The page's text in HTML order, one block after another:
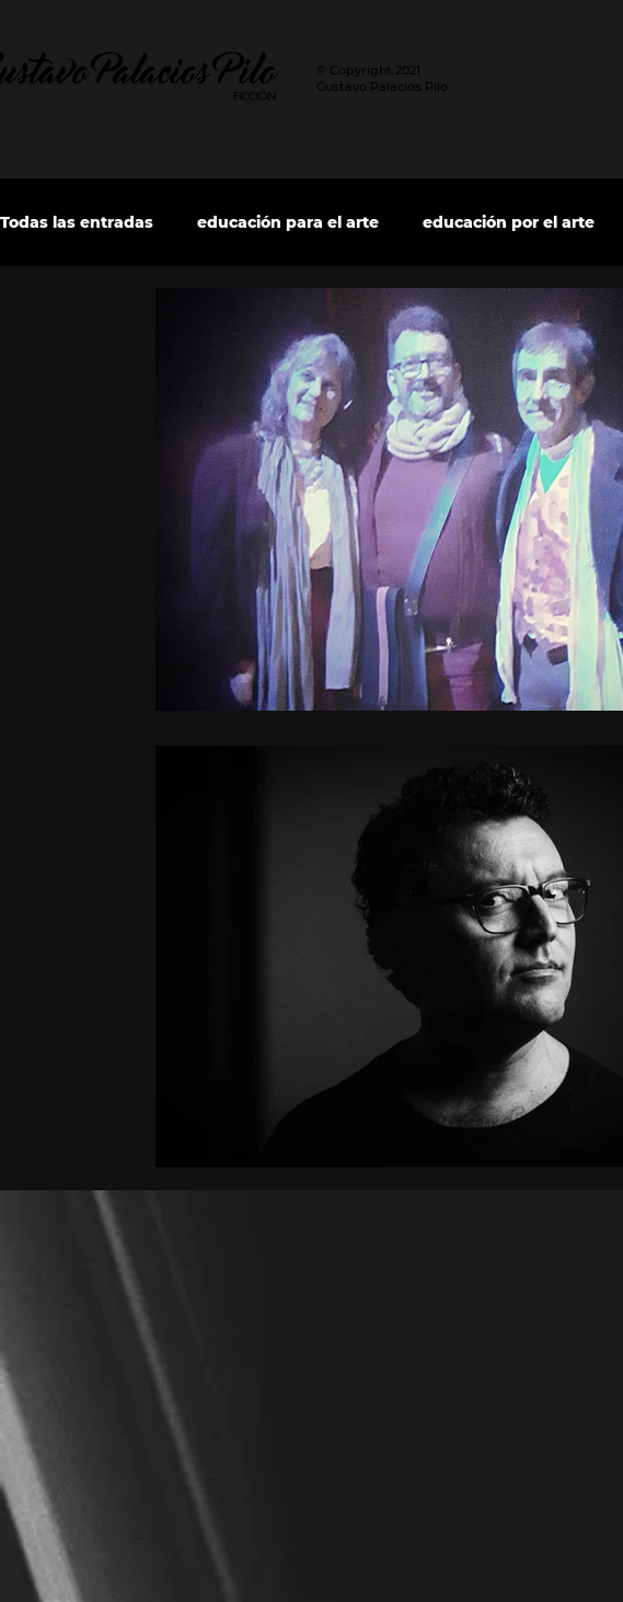
© Copyright 2021
Gustavo Palacios Pilo
Todas las entradas educación para el arte educación por el arte
columna radio